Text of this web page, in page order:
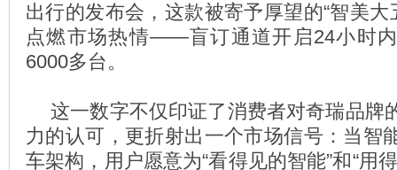
出行的发布会，这款被寄予厚望的“智美大
点燃市场热情——盲订通道开启24小时
6000多台。
这一数字不仅印证了消费者对奇瑞品牌
力的认可，更折射出一个市场信号：当智
车架构，用户愿意为“看得见的智能”和“用